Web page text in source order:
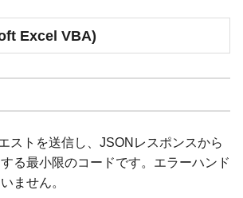
Excel VBA)
ストを送信し、JSONレスポンスから
る最小限のコードです。エラーハンド
ません。